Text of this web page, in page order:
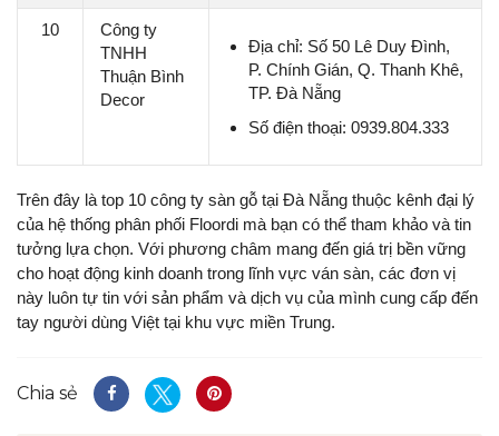
10
Công ty
TNHH
Thuận Bình
Decor
Địa chỉ: Số 50 Lê Duy Đình,
P. Chính Gián, Q. Thanh Khê,
TP. Đà Nẵng
Số điện thoại: 0939.804.333
Trên đây là top 10 công ty sàn gỗ tại Đà Nẵng thuộc kênh đại lý
của hệ thống phân phối Floordi mà bạn có thể tham khảo và tin
tưởng lựa chọn. Với phương châm mang đến giá trị bền vững
cho hoạt động kinh doanh trong lĩnh vực ván sàn, các đơn vị
này luôn tự tin với sản phẩm và dịch vụ của mình cung cấp đến
tay người dùng Việt tại khu vực miền Trung.
Chia sẻ